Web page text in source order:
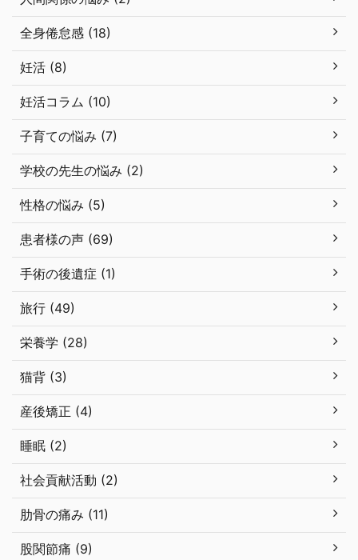
全身倦怠感 (18)
妊活 (8)
妊活コラム (10)
子育ての悩み (7)
学校の先生の悩み (2)
性格の悩み (5)
患者様の声 (69)
手術の後遺症 (1)
旅行 (49)
栄養学 (28)
猫背 (3)
産後矯正 (4)
睡眠 (2)
社会貢献活動 (2)
肋骨の痛み (11)
股関節痛 (9)